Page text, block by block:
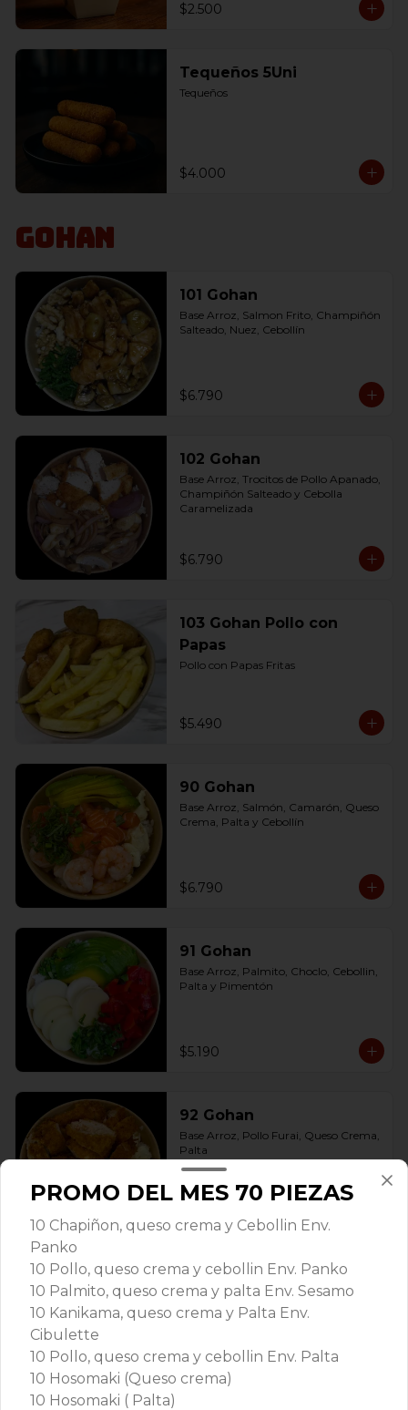
$2.500
Tequeños 5Uni
Tequeños
$4.000
Gohan
101 Gohan
Base Arroz, Salmon Frito, Champiñón
Salteado, Nuez, Cebollín
$6.790
102 Gohan
Base Arroz, Trocitos de Pollo Apanado,
Champiñón Salteado y Cebolla
Caramelizada
$6.790
103 Gohan Pollo con
Papas
Pollo con Papas Fritas
$5.490
90 Gohan
Base Arroz, Salmón, Camarón, Queso
Crema, Palta y Cebollín
$6.790
91 Gohan
Base Arroz, Palmito, Choclo, Cebollin,
Palta y Pimentón
$5.190
92 Gohan
Base Arroz, Pollo Furai, Queso Crema,
Palta
93- Gohan Acevichado
Base de arros, Ceviche Mixto, Palta,
Camarones apanado Bañado en salsa
$8.490
PROMO DEL MES 70 PIEZAS
10 Chapiñon, queso crema y Cebollin Env.
Panko
10 Pollo, queso crema y cebollin Env. Panko
10 Palmito, queso crema y palta Env. Sesamo
10 Kanikama, queso crema y Palta Env.
Cibulette
10 Pollo, queso crema y cebollin Env. Palta
10 Hosomaki (Queso crema)
10 Hosomaki ( Palta)